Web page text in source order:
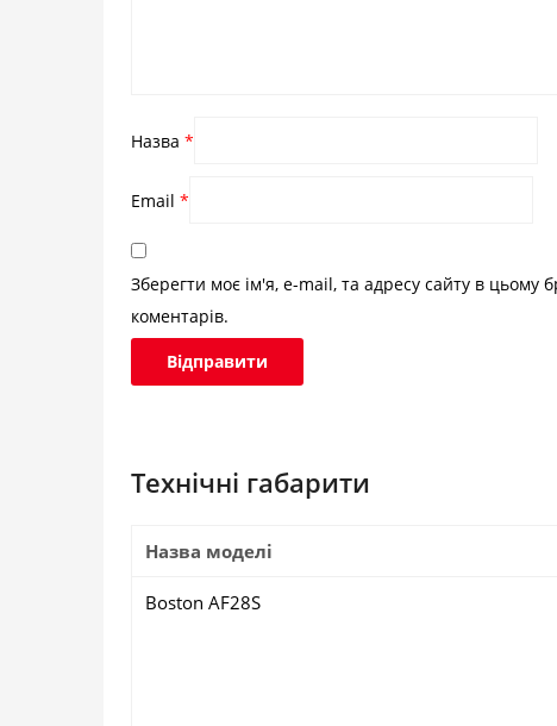
Назва *
Email *
Зберегти моє ім'я, e-mail, та адресу сайту в цьому
коментарів.
Технічні габарити
Назва моделі
Boston AF28S